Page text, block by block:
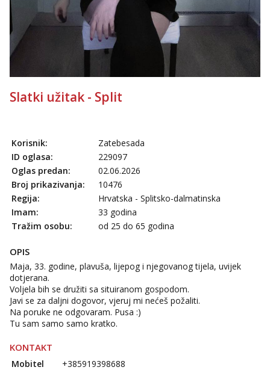
Slatki užitak - Split
Korisnik:
Zatebesada
ID oglasa:
229097
Oglas predan:
02.06.2026
Broj prikazivanja:
10476
Regija:
Hrvatska - Splitsko-dalmatinska
Imam:
33 godina
Tražim osobu:
od 25 do 65 godina
OPIS
Maja, 33. godine, plavuša, lijepog i njegovanog tijela, uvijek
dotjerana.
Voljela bih se družiti sa situiranom gospodom.
Javi se za daljni dogovor, vjeruj mi nećeš požaliti.
Na poruke ne odgovaram. Pusa :)
Tu sam samo samo kratko.
KONTAKT
Mobitel +385919398688